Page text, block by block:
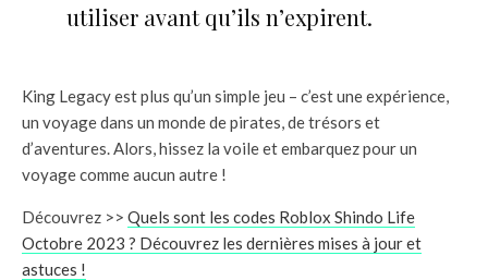
utiliser avant qu’ils n’expirent.
King Legacy est plus qu’un simple jeu – c’est une expérience,
un voyage dans un monde de pirates, de trésors et
d’aventures. Alors, hissez la voile et embarquez pour un
voyage comme aucun autre !
Découvrez >> Quels sont les codes Roblox Shindo Life
Octobre 2023 ? Découvrez les dernières mises à jour et
astuces !